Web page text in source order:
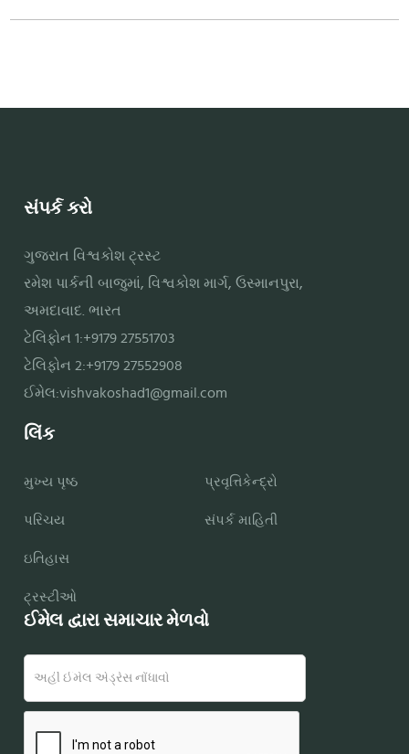
સંપર્ક કરો
ગુજરાત વિશ્વકોશ ટ્રસ્ટ
રમેશ પાર્કની બાજુમાં, વિશ્વકોશ માર્ગ, ઉસ્માનપુરા,
અમદાવાદ. ભારત
ટેલિફોન 1:+9179 27551703
ટેલિફોન 2:+9179 27552908
ઈમેલ:vishvakoshad1@gmail.com
લિંક
મુખ્ય પૃષ્ઠ
પરિચય
ઇતિહાસ
ટ્રસ્ટીઓ
પ્રવૃત્તિકેન્દ્રો
સંપર્ક માહિતી
ઈમેલ દ્વારા સમાચાર મેળવો